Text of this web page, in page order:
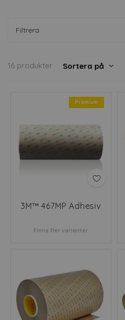
Filtrera
16 produkter Sortera på
Premium
3M™ 467MP Adhesiv
Finns fler varianter